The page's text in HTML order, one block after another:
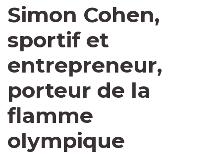
Simon Cohen,
sportif et
entrepreneur,
porteur de la
flamme
olympique